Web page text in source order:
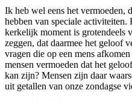
Ik heb wel eens het vermoeden,
hebben van speciale activiteiten.
kerkelijk moment is grotendeels
zeggen, dat daarmee het geloof
vragen die op een mens
mensen vermoeden dat het
kan zijn? Mensen zijn daar
uit getallen van onze zondagse